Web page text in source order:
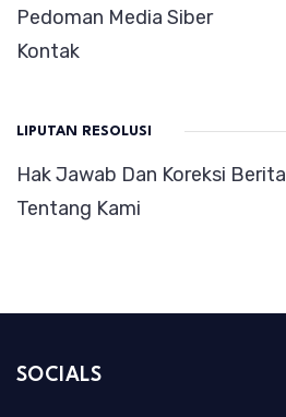
Pedoman Media Siber
Kontak
LIPUTAN RESOLUSI
Hak Jawab Dan Koreksi Berita
Tentang Kami
SOCIALS